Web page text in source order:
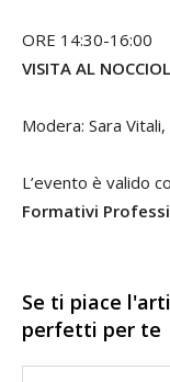
ORE 14:30-16:00
VISITA AL
Modera: Sara
L’evento è valido
Formativi
Se ti piace
perfetti per te